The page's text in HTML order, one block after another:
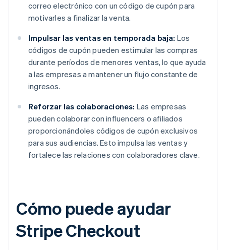
correo electrónico con un código de cupón para
motivarles a finalizar la venta.
Impulsar las ventas en temporada baja: Los
códigos de cupón pueden estimular las compras
durante períodos de menores ventas, lo que ayuda
a las empresas a mantener un flujo constante de
ingresos.
Reforzar las colaboraciones: Las empresas
pueden colaborar con influencers o afiliados
proporcionándoles códigos de cupón exclusivos
para sus audiencias. Esto impulsa las ventas y
fortalece las relaciones con colaboradores clave.
Cómo puede ayudar
Stripe Checkout